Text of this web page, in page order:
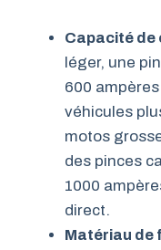
Capacité de
léger, une
600
véhicules
motos
des pinces
1000
direct.
Matériau de